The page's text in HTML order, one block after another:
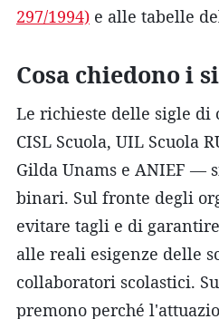
297/1994) e alle tabelle
Cosa chiedono i
Le richieste delle sigle di
CISL Scuola, UIL Scuola
Gilda Unams e ANIEF —
binari. Sul fronte degli
evitare tagli e di
alle reali esigenze delle
collaboratori scolastici.
premono perché